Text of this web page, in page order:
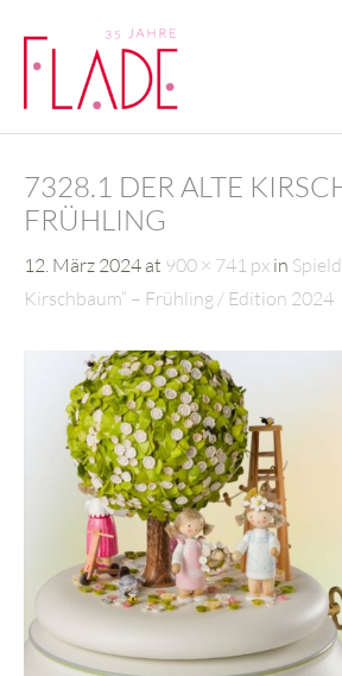
7328.1 DER ALTE
FRÜHLING
12. März 2024 at 900 × 741 px in
Kirschbaum“ – Frühling / Edition 2024